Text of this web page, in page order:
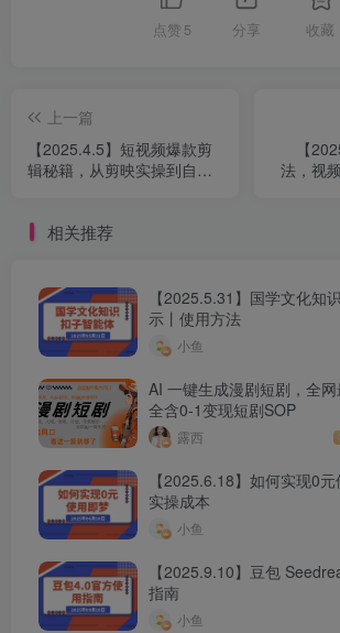
点赞 5 分享 收藏
上一篇
【2025.4.5】短视频爆款剪
辑秘籍，从剪映实操到自媒
【
法，视
相关推荐
【2025.5.31】国学文化知
示丨使用方法
小鱼
AI 一键生成漫剧短剧，全
全含0-1变现短剧SOP
露西
【2025.6.18】如何实现0
实操成本
小鱼
【2025.9.10】豆包
指南
小鱼